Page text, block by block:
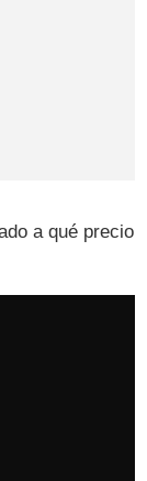
a qué precio